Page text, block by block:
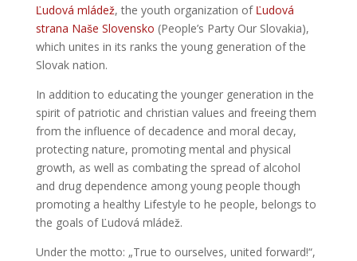
Ľudová mládež, the youth organization of Ľudová
strana Naše Slovensko (People’s Party Our Slovakia),
which unites in its ranks the young generation of the
Slovak nation.
In addition to educating the younger generation in the
spirit of patriotic and christian values and freeing them
from the influence of decadence and moral decay,
protecting nature, promoting mental and physical
growth, as well as combating the spread of alcohol
and drug dependence among young people though
promoting a healthy Lifestyle to he people, belongs to
the goals of Ľudová mládež.
Under the motto: „True to ourselves, united forward!“,